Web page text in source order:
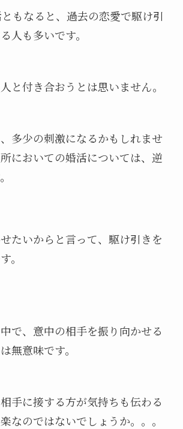
もなると、過去の恋愛で駆け引
人も多いです。
と付き合おうとは思いません。
多少の刺激になるかもしれませ
においての婚活については、逆
たいからと言って、駆け引きを
。
で、意中の相手を振り向かせる
無意味です。
手に接する方が気持ちも伝わる
なのではないでしょうか。。。